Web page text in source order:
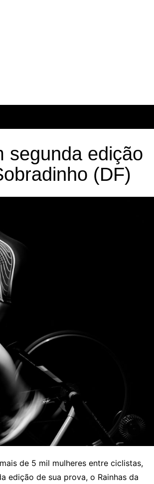
segunda edição
(DF)
de 5 mil mulheres entre ciclistas,
edição de sua prova, o Rainhas da